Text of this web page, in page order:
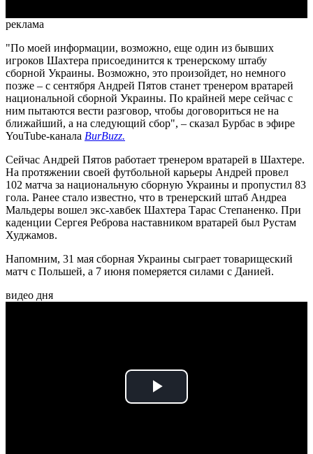
реклама
"По моей информации, возможно, еще один из бывших
игроков Шахтера присоединится к тренерскому штабу
сборной Украины. Возможно, это произойдет, но немного
позже – с сентября Андрей Пятов станет тренером вратарей
национальной сборной Украины. По крайней мере сейчас с
ним пытаются вести разговор, чтобы договориться не на
ближайший, а на следующий сбор", – сказал Бурбас в эфире
YouTube-канала BurBuzz.
Сейчас Андрей Пятов работает тренером вратарей в Шахтере.
На протяжении своей футбольной карьеры Андрей провел
102 матча за национальную сборную Украины и пропустил 83
гола. Ранее стало известно, что в тренерский штаб Андреа
Мальдеры вошел экс-хавбек Шахтера Тарас Степаненко. При
каденции Сергея Реброва наставником вратарей был Рустам
Худжамов.
Напомним, 31 мая сборная Украины сыграет товарищеский
матч с Польшей, а 7 июня померяется силами с Данией.
видео дня
Play